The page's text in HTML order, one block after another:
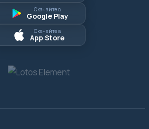
Скачайте в
Google Play
Скачайте в
App Store